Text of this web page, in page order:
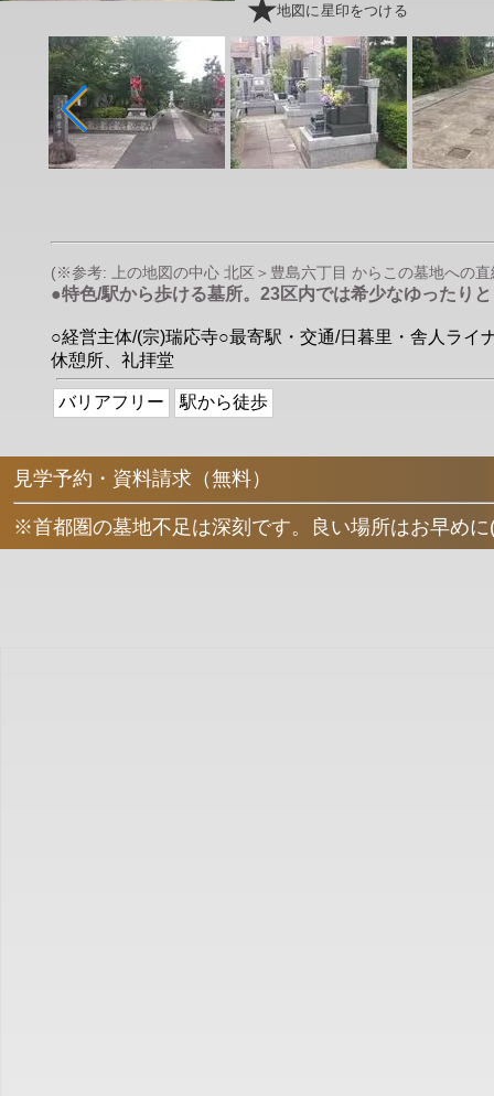
地図に星印をつける
(※参考: 上の地図の中心 北区＞豊島六丁目 からこの墓地への
●特色/駅から歩ける墓所。23区内では希少なゆったり
○経営主体/(宗)瑞応寺○最寄駅・交通/日暮里・舎人ライ
休憩所、礼拝堂
バリアフリー 駅から徒歩
見学予約・資料請求（無料）
※首都圏の墓地不足は深刻です。良い場所はお早めに